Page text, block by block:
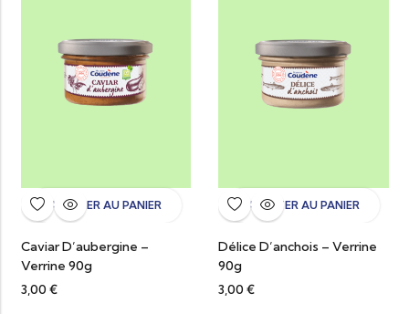
AJOUTER AU PANIER
Caviar D’aubergine –
Verrine 90g
3,00 €
AJOUTER AU PANIER
Délice D’anchois – Verrine
90g
3,00 €